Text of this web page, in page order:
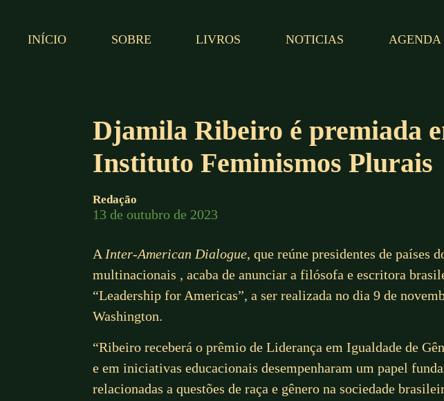
INÍCIO SOBRE LIVROS NOTICIAS AGENDA
Djamila Ribeiro é premiada
Instituto Feminismos Plurais
Redação
13 de outubro de 2023
A Inter-American Dialogue, que reúne presidentes de países
multinacionais , acaba de anunciar a filósofa e escritora
“Leadership for Americas”, a ser realizada no dia 9 de
Washington.
“Ribeiro receberá o prêmio de Liderança em Igualdade de
e em iniciativas educacionais desempenharam um papel
relacionadas a questões de raça e gênero na sociedade